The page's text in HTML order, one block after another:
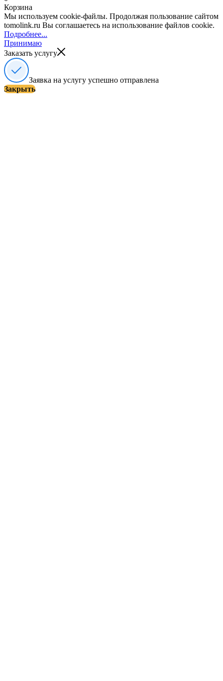
Корзина
Мы используем cookie-файлы. Продолжая пользование сайтом
tomolink.ru Вы соглашаетесь на использование файлов cookie.
Подробнее...
Принимаю
Заказать услугу
Заявка на услугу успешно отправлена
Закрыть